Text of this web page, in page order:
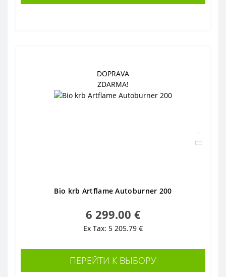
DOPRAVA
ZDARMA!
Bio krb Artflame Autoburner 200
6 299.00 €
Ex Tax: 5 205.79 €
ПЕРЕЙТИ К ВЫБОРУ